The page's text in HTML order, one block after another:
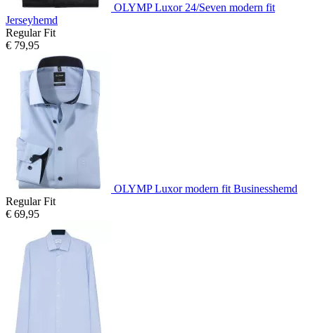
OLYMP Luxor 24/Seven modern fit
Jerseyhemd
Regular Fit
€ 79,95
OLYMP Luxor modern fit Businesshemd
Regular Fit
€ 69,95